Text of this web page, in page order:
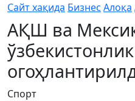
Сайт хақида Бизнес Алоқа
АҚШ ва
Спорт